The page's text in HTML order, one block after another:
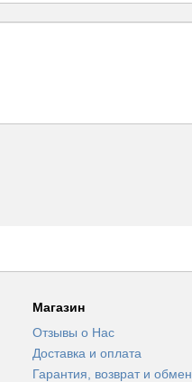
Магазин
Отзывы о Нас
Доставка и оплата
Гарантия, возврат и обмен